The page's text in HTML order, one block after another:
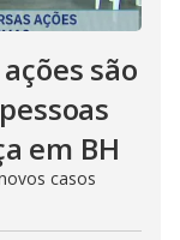
são
em BH
casos